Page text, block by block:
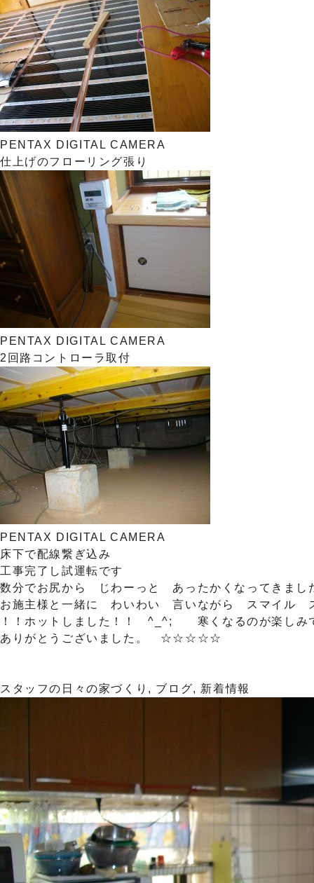
PENTAX DIGITAL CAMERA
仕上げのフローリング張り
PENTAX DIGITAL CAMERA
2回路コントローラ取付
PENTAX DIGITAL CAMERA
床下で配線繋ぎ込み
工事完了し試運転です
数分でお尻から じわーっと あったかくなってきまし
お施主様と一緒に わいわい 言いながら スマイル
！！ホットしました！！ ^_^; 寒くなるのが楽しみ
ありがとうございました。 ☆☆☆☆☆
スタッフの日々の家づくり , ブログ, 新着情報